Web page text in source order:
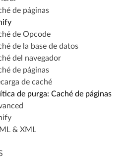
de páginas
de Opcode
de la base de datos
del navegador
de páginas
de caché
de purga: Caché de páginas
& XML